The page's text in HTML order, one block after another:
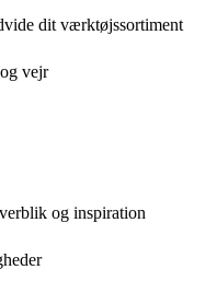
dit værktøjssortiment
vejr
og inspiration